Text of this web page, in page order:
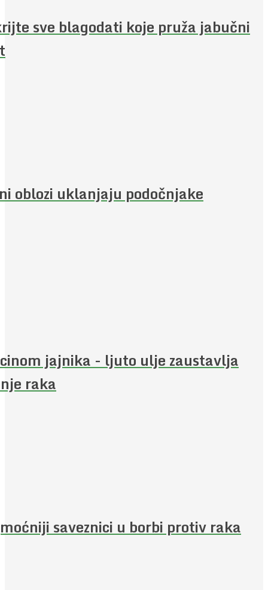
sve blagodati koje pruža jabučni
oblozi uklanjaju podočnjake
jajnika - ljuto ulje zaustavlja
raka
saveznici u borbi protiv raka